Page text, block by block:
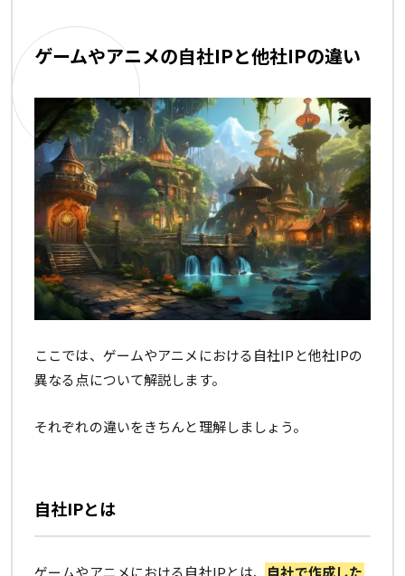
ゲームやアニメの自社IPと他社IPの違い
ここでは、ゲームやアニメにおける自社IPと他社IPの
異なる点について解説します。
それぞれの違いをきちんと理解しましょう。
自社IPとは
ゲームやアニメにおける自社IPとは、 自社で作成した